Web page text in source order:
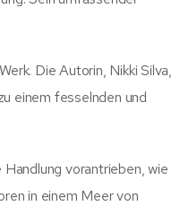
Die Autorin, Nikki Silva,
einem fesselnden und
vorantrieben, wie
in einem Meer von